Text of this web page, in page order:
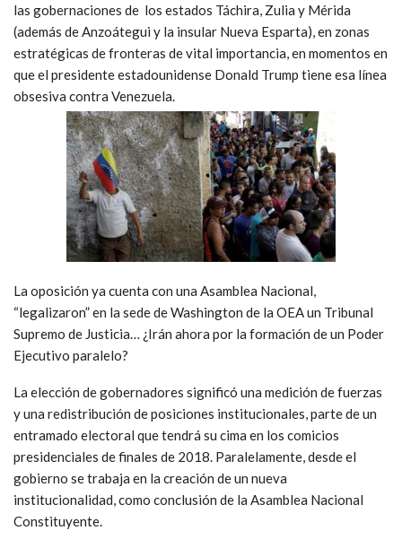
las gobernaciones de los estados Táchira, Zulia y Mérida
(además de Anzoátegui y la insular Nueva Esparta), en zonas
estratégicas de fronteras de vital importancia, en momentos en
que el presidente estadounidense Donald Trump tiene esa línea
obsesiva contra Venezuela.
La oposición ya cuenta con una Asamblea Nacional,
“legalizaron” en la sede de Washington de la OEA un Tribunal
Supremo de Justicia… ¿Irán ahora por la formación de un Poder
Ejecutivo paralelo?
La elección de gobernadores significó una medición de fuerzas
y una redistribución de posiciones institucionales, parte de un
entramado electoral que tendrá su cima en los comicios
presidenciales de finales de 2018. Paralelamente, desde el
gobierno se trabaja en la creación de un nueva
institucionalidad, como conclusión de la Asamblea Nacional
Constituyente.